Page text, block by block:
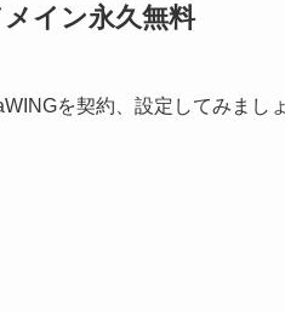
イン永久無料
を契約、設定してみましょ